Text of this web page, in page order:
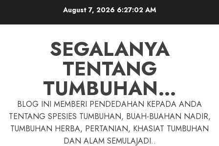
August 7, 2026 6:27:03 AM
SEGALANYA
TENTANG
TUMBUHAN…
BLOG INI MEMBERI PENDEDAHAN KEPADA ANDA
TENTANG SPESIES TUMBUHAN, BUAH-BUAHAN NADIR,
TUMBUHAN HERBA, PERTANIAN, KHASIAT TUMBUHAN
DAN ALAM SEMULAJADI..